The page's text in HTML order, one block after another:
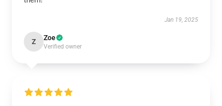
Jan 19, 2025
Z Zoe
Verified owner